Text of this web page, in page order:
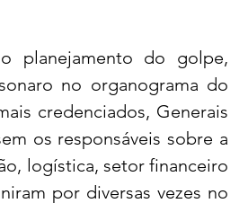
planejamento do golpe,
no organograma do
credenciados, Generais
os responsáveis sobre a
logística, setor financeiro
por diversas vezes no